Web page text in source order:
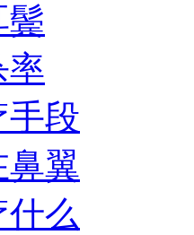
鬓
率
手段
鼻翼
么